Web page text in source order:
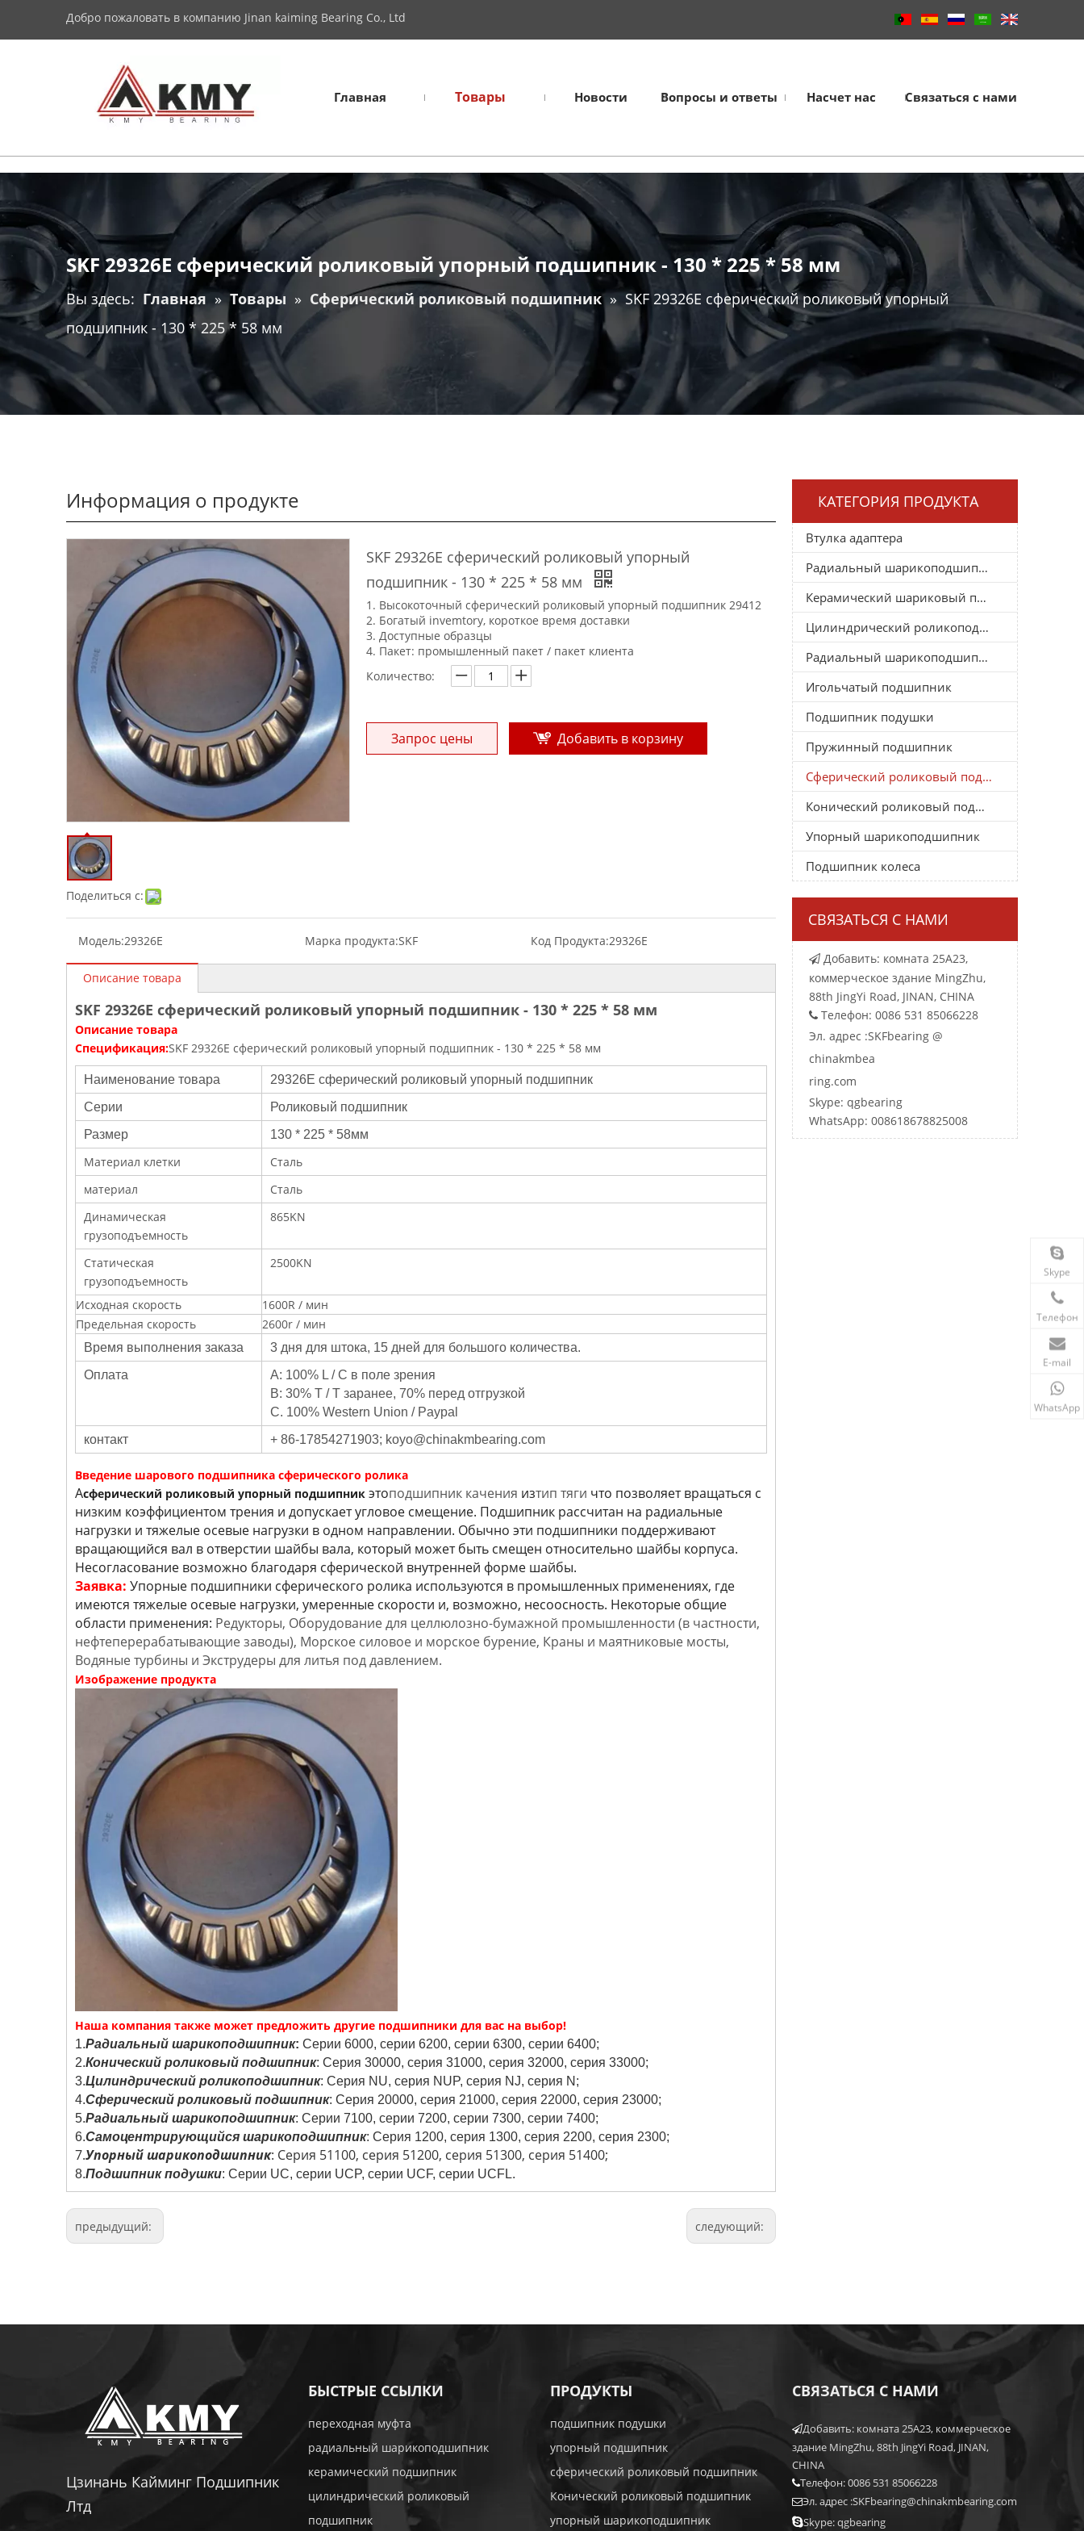
Добро пожаловать в компанию Jinan kaiming Bearing Co., Ltd
Главная Товары Новости Вопросы и ответы Насчет нас Связаться с нами
SKF 29326E сферический роликовый упорный подшипник - 130 * 225 * 58 мм
Вы здесь: Главная » Товары » Сферический роликовый подшипник » SKF 29326E сферический роликовый упорный
подшипник - 130 * 225 * 58 мм
Информация о продукте
Поделиться с:
SKF 29326E сферический роликовый упорный
подшипник - 130 * 225 * 58 мм
1. Высокоточный сферический роликовый упорный подшипник 29412
2. Богатый invemtory, короткое время доставки
3. Доступные образцы
4. Пакет: промышленный пакет / пакет клиента
Количество:
Запрос цены Добавить в корзину
Модель:29326E Марка продукта:SKF Код Продукта:29326E
Описание товара
SKF 29326E сферический роликовый упорный подшипник - 130 * 225 * 58 мм
Описание товара
Спецификация:SKF 29326E сферический роликовый упорный подшипник - 130 * 225 * 58 мм
Наименование товара
29326E сферический роликовый упорный подшипник
Серии
Роликовый подшипник
Размер
130 * 225 * 58мм
Материал клетки
Сталь
материал
Сталь
Динамическая
грузоподъемность
865KN
Статическая
грузоподъемность
2500KN
Исходная скорость
1600R / мин
Предельная скорость
2600r / мин
Время выполнения заказа
3 дня для штока, 15 дней для большого количества.
Оплата
A: 100% L / C в поле зрения
B: 30% T / T заранее, 70% перед отгрузкой
C. 100% Western Union / Paypal
контакт
+ 86-17854271903; koyo@chinakmbearing.com
Введение шарового подшипника сферического ролика
Aсферический роликовый упорный подшипник этоподшипник качения изтип тяги что позволяет вращаться с
низким коэффициентом трения и допускает угловое смещение. Подшипник рассчитан на радиальные
нагрузки и тяжелые осевые нагрузки в одном направлении. Обычно эти подшипники поддерживают
вращающийся вал в отверстии шайбы вала, который может быть смещен относительно шайбы корпуса.
Несогласование возможно благодаря сферической внутренней форме шайбы.
Заявка: Упорные подшипники сферического ролика используются в промышленных применениях, где
имеются тяжелые осевые нагрузки, умеренные скорости и, возможно, несоосность. Некоторые общие
области применения: Редукторы, Оборудование для целлюлозно-бумажной промышленности (в частности,
нефтеперерабатывающие заводы), Морское силовое и морское бурение, Краны и маятниковые мосты,
Водяные турбины и Экструдеры для литья под давлением.
Изображение продукта
Наша компания также может предложить другие подшипники для вас на выбор!
1.Радиальный шарикоподшипник: Серии 6000, серии 6200, серии 6300, серии 6400;
2.Конический роликовый подшипник: Серия 30000, серия 31000, серия 32000, серия 33000;
3.Цилиндрический роликоподшипник: Серия NU, серия NUP, серия NJ, серия N;
4.Сферический роликовый подшипник: Серия 20000, серия 21000, серия 22000, серия 23000;
5.Радиальный шарикоподшипник: Серии 7100, серии 7200, серии 7300, серии 7400;
6.Самоцентрирующийся шарикоподшипник: Серия 1200, серия 1300, серия 2200, серия 2300;
7.Упорный шарикоподшипник: Серия 51100, серия 51200, серия 51300, серия 51400;
8.Подшипник подушки: Серии UC, серии UCP, серии UCF, серии UCFL.
предыдущий: следующий:
КАТЕГОРИЯ ПРОДУКТА
Втулка адаптера
Радиальный шарикоподшипник
Керамический шариковый подшипник
Цилиндрический роликоподшипник
Радиальный шарикоподшипник
Игольчатый подшипник
Подшипник подушки
Пружинный подшипник
Сферический роликовый подшипник
Конический роликовый подшипник
Упорный шарикоподшипник
Подшипник колеса
СВЯЗАТЬСЯ С НАМИ
 Добавить: комната 25A23,
коммерческое здание MingZhu,
88th JingYi Road, JINAN, CHINA
 Телефон: 0086 531 85066228
Эл. адрес :SKFbearing @
chinakmbea
ring.com
Skype: qgbearing
WhatsApp: 008618678825008
Цзинань Кайминг Подшипник
Лтд
БЫСТРЫЕ ССЫЛКИ
переходная муфта
радиальный шарикоподшипник
керамический подшипник
цилиндрический роликовый
подшипник
ПРОДУКТЫ
подшипник подушки
упорный подшипник
сферический роликовый подшипник
Конический роликовый подшипник
упорный шарикоподшипник
СВЯЗАТЬСЯ С НАМИ
Добавить: комната 25A23, коммерческое
здание MingZhu, 88th JingYi Road, JINAN,
CHINA
Телефон: 0086 531 85066228
Эл. адрес :SKFbearing@chinakmbearing.com
Skype: qgbearing
Skype
Телефон
E-mail
WhatsApp